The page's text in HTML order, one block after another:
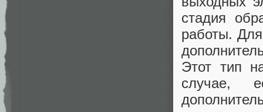
стадия
работы.
Этот тип
случае,